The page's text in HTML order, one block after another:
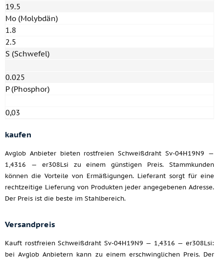
19.5
Mo (Molybdän)
1.8
2.5
S (Schwefel)
0.025
P (Phosphor)
0,03
kaufen
Avglob Anbieter bieten rostfreien Schweißdraht Sv-04H19N9 —
1,4316 — er308Lsi zu einem günstigen Preis. Stammkunden
können die Vorteile von Ermäßigungen. Lieferant sorgt für eine
rechtzeitige Lieferung von Produkten jeder angegebenen Adresse.
Der Preis ist die beste im Stahlbereich.
Versandpreis
Kauft rostfreien Schweißdraht Sv-04H19N9 — 1,4316 — er308Lsi:
bei Avglob Anbietern kann zu einem erschwinglichen Preis. Der